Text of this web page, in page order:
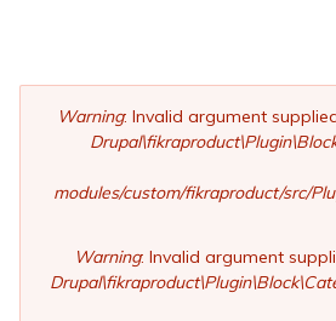
Warning: Invalid argument
modules/custom/fikraproduct/src/
Warning: Invalid argument